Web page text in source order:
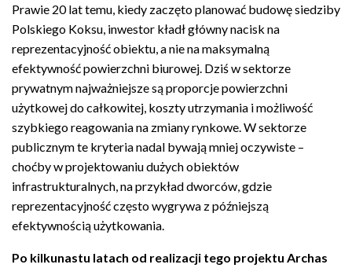
Prawie 20 lat temu, kiedy zaczęto planować budowę siedziby
Polskiego Koksu, inwestor kładł główny nacisk na
reprezentacyjność obiektu, a nie na maksymalną
efektywność powierzchni biurowej. Dziś w sektorze
prywatnym najważniejsze są proporcje powierzchni
użytkowej do całkowitej, koszty utrzymania i możliwość
szybkiego reagowania na zmiany rynkowe. W sektorze
publicznym te kryteria nadal bywają mniej oczywiste –
choćby w projektowaniu dużych obiektów
infrastrukturalnych, na przykład dworców, gdzie
reprezentacyjność często wygrywa z późniejszą
efektywnością użytkowania.
Po kilkunastu latach od realizacji tego projektu Archas